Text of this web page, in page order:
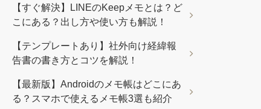
【すぐ解決】LINEのKeepメモとは？ど
こにある？出し方や使い方も解説！
【テンプレートあり】社外向け経緯報
告書の書き方とコツを解説！
【最新版】Androidのメモ帳はどこにあ
る？スマホで使えるメモ帳3選も紹介